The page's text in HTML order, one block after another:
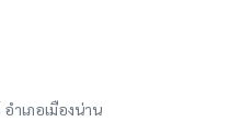
ำเภอเมืองน่าน